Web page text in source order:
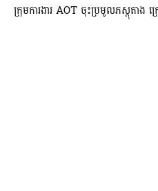
ក្រុមការងារ AOT ចុះប្រមូលភស្តុតាង